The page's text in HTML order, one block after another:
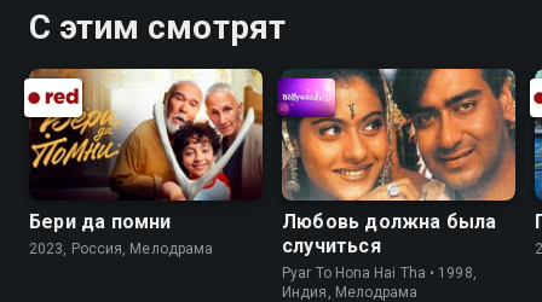
иногда, чтобы быть вместе, нужно пройти через
целый мир. «Собачий побег» — смотрите онлайн в
хорошем качестве.
С этим смотрят
Бери да помни
2023, Россия, Мелодрама
Любовь должна была
случиться
Pyar To Hona Hai Tha • 1998,
Индия, Мелодрама